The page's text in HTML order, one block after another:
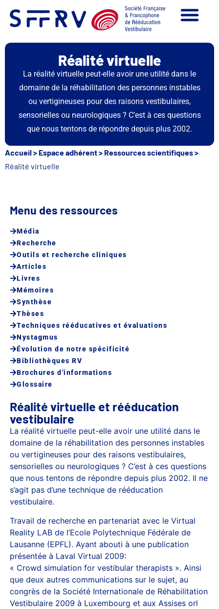
Réalité virtuelle
La réalité virtuelle peut-elle avoir une utilité dans le
domaine de la réhabilitation des personnes instables
ou vertigineuses pour des raisons vestibulaires,
sensorielles ou neurologiques ? C’est à ces questions
que nous tentons de répondre depuis plus 2002.
Accueil> Espace adhérent> Ressources scientifiques>
Réalité virtuelle
Menu des ressources
Média
Recherche
Outils et recherche cliniques
Articles
Livres
Mémoires
Synthèse
Thèses
Techniques rééducatives et évaluations
Nystagmus
Évolution de notre spécificité
Bibliothèques RV
Brochures d'informations
Glossaire
Réalité virtuelle et rééducation
vestibulaire
La réalité virtuelle peut-elle avoir une utilité dans le
domaine de la réhabilitation des personnes instables
ou vertigineuses pour des raisons vestibulaires,
sensorielles ou neurologiques ? C’est à ces questions
que nous tentons de répondre depuis plus 2002. Il ne
s’agit pas d’une technique de rééducation
vestibulaire.
Travail de recherche en partenariat avec le Virtual
Reality LAB de l’Ecole Polytechnique Fédérale de
Lausanne (EPFL). Ayant abouti à une publication
présentée à Laval Virtual 2009:
« Crowd simulation for vestibular therapists ». Ainsi
que deux autres communications sur le sujet, au
congrès de la Société Internationale de Réhabilitation
Vestibulaire 2009 à Luxembourg et aux Assises orl